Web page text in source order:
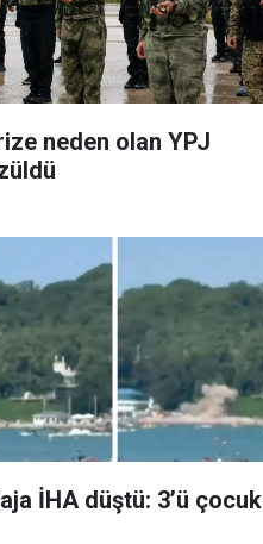
neden olan YPJ
İHA düştü: 3’ü çocuk